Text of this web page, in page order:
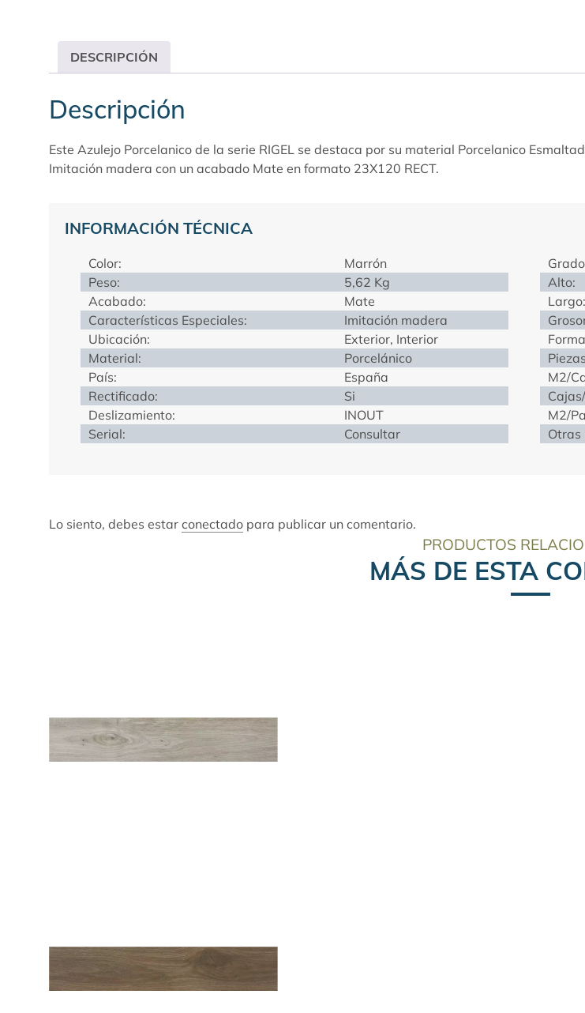
DESCRIPCIÓN
Descripción
Este Azulejo Porcelanico de la serie RIGEL se destaca por su material Porcelanico
Imitación madera con un acabado Mate en formato 23X120 RECT.
INFORMACIÓN TÉCNICA
Color:
Marrón
Peso:
5,62 Kg
Acabado:
Mate
Características Especiales:
Imitación madera
Ubicación:
Exterior, Interior
Material:
Porcelánico
País:
España
Rectificado:
Si
Deslizamiento:
INOUT
Serial:
Consultar
Alto:
Largo:
M2/
M2/
Otras
Lo siento, debes estar conectado para publicar un comentario.
PRODUCTOS
MÁS DE ESTA